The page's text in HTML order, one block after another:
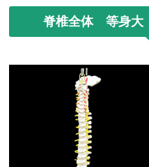
脊椎全体 等身大